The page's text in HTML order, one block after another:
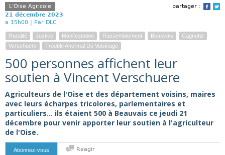
partager :
L'Oise Agricole
21 décembre 2023
a 15h00 | Par DLC
Ruralité Justice Manifestation Rassemblement Beauvais
Cagnotte
Verschuere
Trouble Anormal Du Voisinage
500 personnes affichent leur
soutien à Vincent Verschuere
Agriculteurs de l'Oise et des département voisins, maires
avec leurs écharpes tricolores, parlementaires et
particuliers... ils étaient 500 à Beauvais ce jeudi 21
décembre pour venir apporter leur soutien à l'agriculteur
de l'Oise.
Abonnez-vous Reagir